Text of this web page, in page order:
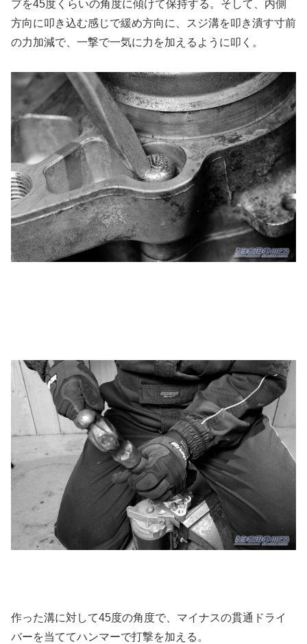
プを45度くらいの角度に傾けて保持する。そして、内側
方向に叩き込む感じで緩め方向に、スジ溝を叩き潰す寸前
の力加減で、一撃で一気に力を加えるように叩く。
作った溝に対して45度の角度で、マイナスの貫通ドライ
バーを当ててハンマーで打撃を加える。